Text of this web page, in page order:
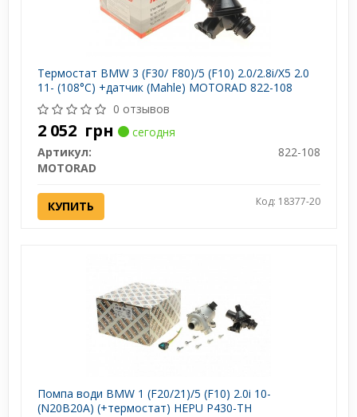
Термостат BMW 3 (F30/ F80)/5 (F10) 2.0/2.8i/X5 2.0
11- (108°C) +датчик (Mahle) MOTORAD 822-108
0 отзывов
2 052 грн
сегодня
Артикул:
822-108
MOTORAD
КУПИТЬ Код: 18377-20
Помпа води BMW 1 (F20/21)/5 (F10) 2.0i 10-
(N20B20A) (+термостат) HEPU P430-TH